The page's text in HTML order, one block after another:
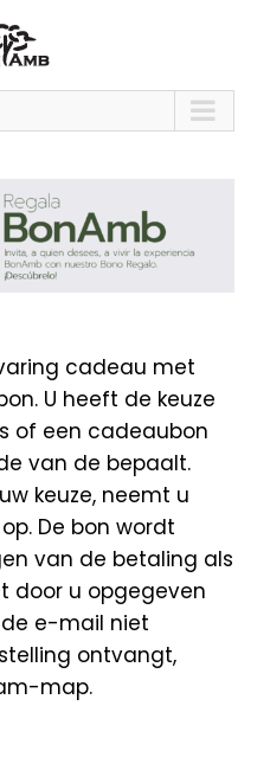
cadeau met
U heeft de keuze
of een cadeaubon
van de bepaalt.
keuze, neemt u
De bon wordt
van de betaling als
door u opgegeven
e-mail niet
ontvangt,
map.